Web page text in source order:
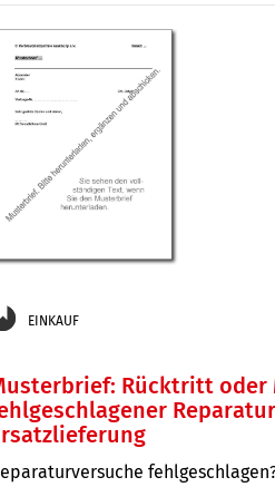
EINKAUF
Rücktritt oder